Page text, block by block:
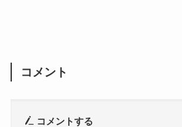
コメント
コメントする